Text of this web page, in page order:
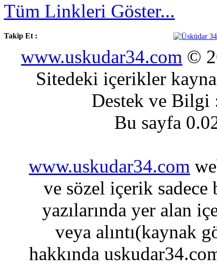
Tüm Linkleri Göster...
Takip Et :
www.uskudar34.com ©
Sitedeki içerikler
Destek ve
Bu sayfa
www.uskudar34.com
ve sözel içerik sadece
yazılarında yer alan
veya alıntı(kaynak
hakkında